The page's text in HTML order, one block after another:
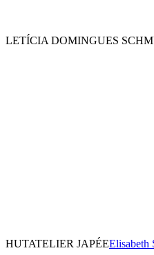
LETÍCIA DOMINGUES
HUTATELIER JAPÉEElisabeth